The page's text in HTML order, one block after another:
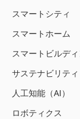
スマートシティ
スマートホーム
スマートビルデ
サステナビリティ
人工知能（AI）
ロボティクス